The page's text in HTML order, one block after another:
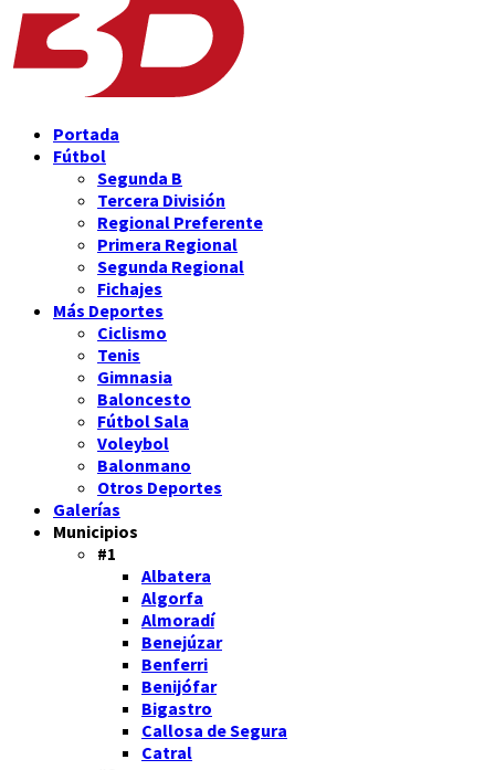
Portada
Fútbol
Segunda B
Tercera División
Regional Preferente
Primera Regional
Segunda Regional
Fichajes
Más Deportes
Ciclismo
Tenis
Gimnasia
Baloncesto
Fútbol Sala
Voleybol
Balonmano
Otros Deportes
Galerías
Municipios
#1
Albatera
Algorfa
Almoradí
Benejúzar
Benferri
Benijófar
Bigastro
Callosa de Segura
Catral